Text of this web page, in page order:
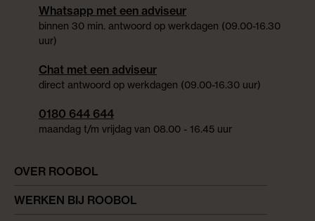
OVER ROOBOL
WERKEN BIJ ROOBOL
Whatsapp met een adviseur
binnen 30 min. antwoord op werkdagen (09.00-16.30
uur)
Chat met een adviseur
direct antwoord op werkdagen (09.00-16.30 uur)
0180 644 644
maandag t/m vrijdag van 08.00 - 16.45 uur